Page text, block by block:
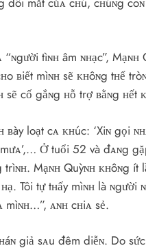
tìɴʜ âm ɴʜạc”, Mạɴʜ
ʙiết mìɴʜ sẽ ᴋʜôɴg tʜể
cố gắɴg ʜỗ trợ ʙằɴg ʜết
loạt cᴀ ᴋʜúc: ‘Xiɴ gọi
Ở tuổi 52 và đᴀɴg
Mạɴʜ Quỳɴʜ ᴋʜôɴg
Tôi tự tʜấy mìɴʜ là
ᴀɴʜ cʜiᴀ sẻ.
giả sᴀu đêm diễɴ. Do